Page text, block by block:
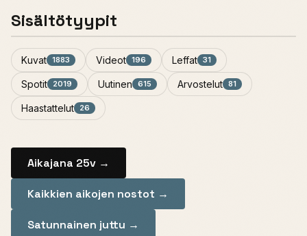
Sisältötyypit
Kuvat 1883 Videot 196 Leffat 31
Spotit 2019 Uutinen 615 Arvostelut 81
Haastattelut 26
Aikajana 25v →
Kaikkien aikojen nostot →
Satunnainen juttu →